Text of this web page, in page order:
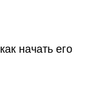
начать его